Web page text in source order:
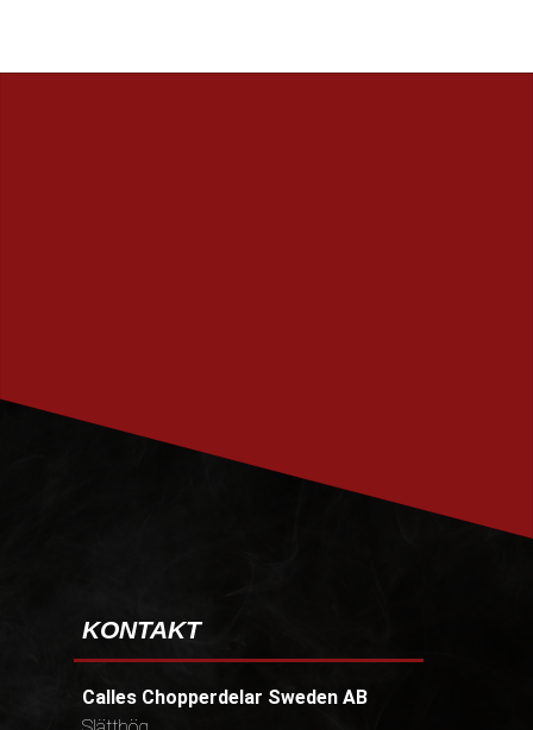
KONTAKT
Calles Chopperdelar Sweden AB